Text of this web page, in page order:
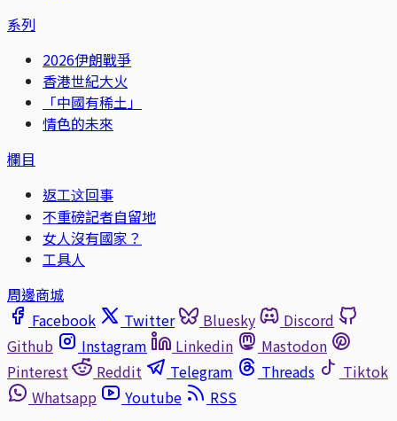
系列
2026伊朗戰爭
香港世紀大火
「中國有稀土」
情色的未來
欄目
返工这回事
不重磅記者自留地
女人沒有國家？
工具人
周邊商城
Facebook
Twitter Bluesky
Discord
Github
Instagram Linkedin
Mastodon
Pinterest
Reddit Telegram Threads
Tiktok
Whatsapp
Youtube
RSS